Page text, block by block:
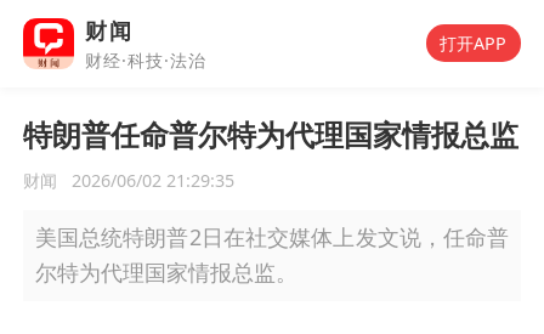
财闻
财经·科技·法治
打开APP
特朗普任命普尔特为代理国家情报总监
财闻 2026/06/02 21:29:35
美国总统特朗普2日在社交媒体上发文说，任命普
尔特为代理国家情报总监。